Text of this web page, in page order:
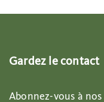
Gardez le contact
Abonnez-vous à